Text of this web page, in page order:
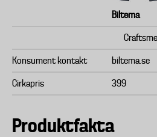
Biltema
Konsument kontakt biltema.se
Cirkapris 399
Produktfakta